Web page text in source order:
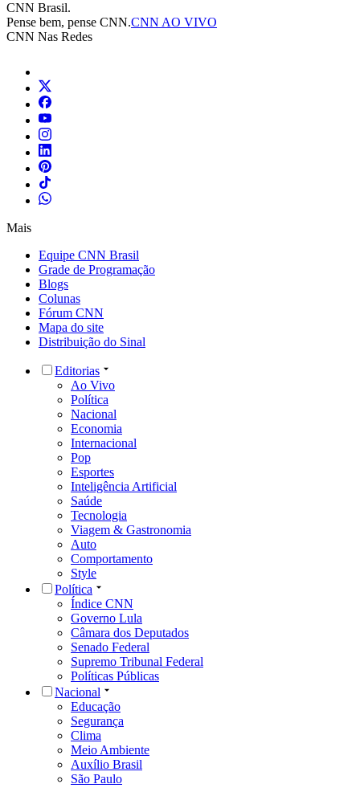
CNN Brasil.
Pense bem, pense CNN.CNN AO VIVO
CNN Nas Redes
Mais
Equipe CNN Brasil
Grade de Programação
Blogs
Colunas
Fórum CNN
Mapa do site
Distribuição do Sinal
Editorias
Ao Vivo
Política
Nacional
Economia
Internacional
Pop
Esportes
Inteligência Artificial
Saúde
Tecnologia
Viagem & Gastronomia
Auto
Comportamento
Style
Política
Índice CNN
Governo Lula
Câmara dos Deputados
Senado Federal
Supremo Tribunal Federal
Políticas Públicas
Nacional
Educação
Segurança
Clima
Meio Ambiente
Auxílio Brasil
São Paulo